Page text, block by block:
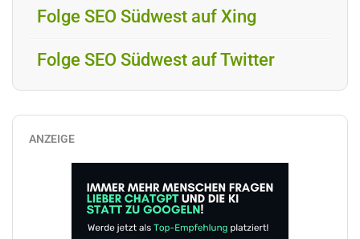
Folge SEO Südwest auf Xing
Folge SEO Südwest auf Twitter
ANZEIGE